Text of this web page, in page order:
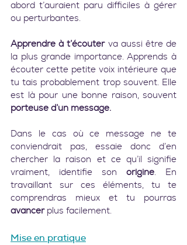
abord t’auraient paru difficiles à gérer
ou perturbantes.
Apprendre à t’écouter va aussi être de
la plus grande importance. Apprends à
écouter cette petite voix intérieure que
tu tais probablement trop souvent. Elle
porteuse d’un message.
Dans le cas où ce message ne te
conviendrait pas, essaie donc d’en
chercher la raison et ce qu’il signifie
vraiment, identifie son origine . En
travaillant sur ces éléments, tu te
avancer plus facilement.
Mise en pratique